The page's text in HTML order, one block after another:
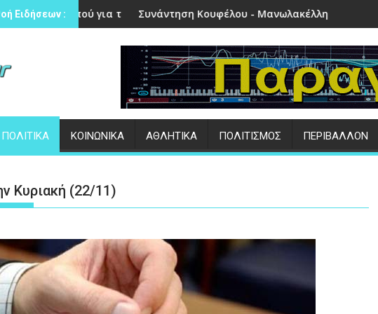
Ειδήσεων :
τροχαίο στην Πέτρα
Συνάντηση Κουφέλου - Μανωλακέλλη | Στο επίκεντρο το παλιό
Επιτυχημένες
ΠΟΛΙΤΙΚΑ ΚΟΙΝΩΝΙΚΑ ΑΘΛΗΤΙΚΑ ΠΟΛΙΤΙΣΜΟΣ ΠΕΡΙΒΑΛΛΟΝ
Κυριακή (22/11)